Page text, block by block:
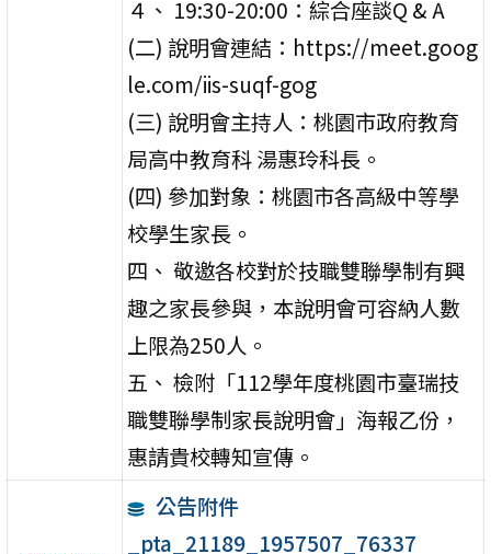
４、 19:30-20:00：綜合座談Q & A
(二) 說明會連結：https://meet.goog
le.com/iis-suqf-gog
(三) 說明會主持人：桃園市政府教育
局高中教育科 湯惠玲科長。
(四) 參加對象：桃園市各高級中等學
校學生家長。
四、 敬邀各校對於技職雙聯學制有興
趣之家長參與，本說明會可容納人數
上限為250人。
五、 檢附「112學年度桃園市臺瑞技
職雙聯學制家長說明會」海報乙份，
惠請貴校轉知宣傳。
公告附件
_pta_21189_1957507_76337